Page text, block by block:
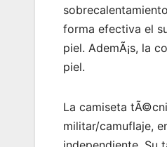
forma efectiva el
piel. AdemÃ¡s, la
piel.
La camiseta
militar/camuflaje,